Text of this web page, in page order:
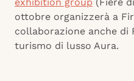
exhibition group (Fiere
ottobre organizzerà a
collaborazione anche di
turismo di lusso Aura.